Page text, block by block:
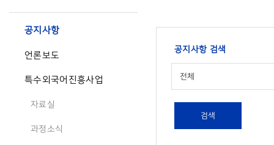
공지사항
언론보도
특수외국어진흥사업
자료실
과정소식
공지사항 검색
전체
검색